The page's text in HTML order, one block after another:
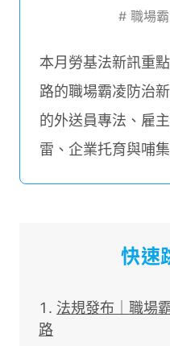
# 職場
本月勞基法新訊重
路的職場霸凌防治
的外送員專法、雇
雷、企業托育與哺
快速
法規發布｜職場
路